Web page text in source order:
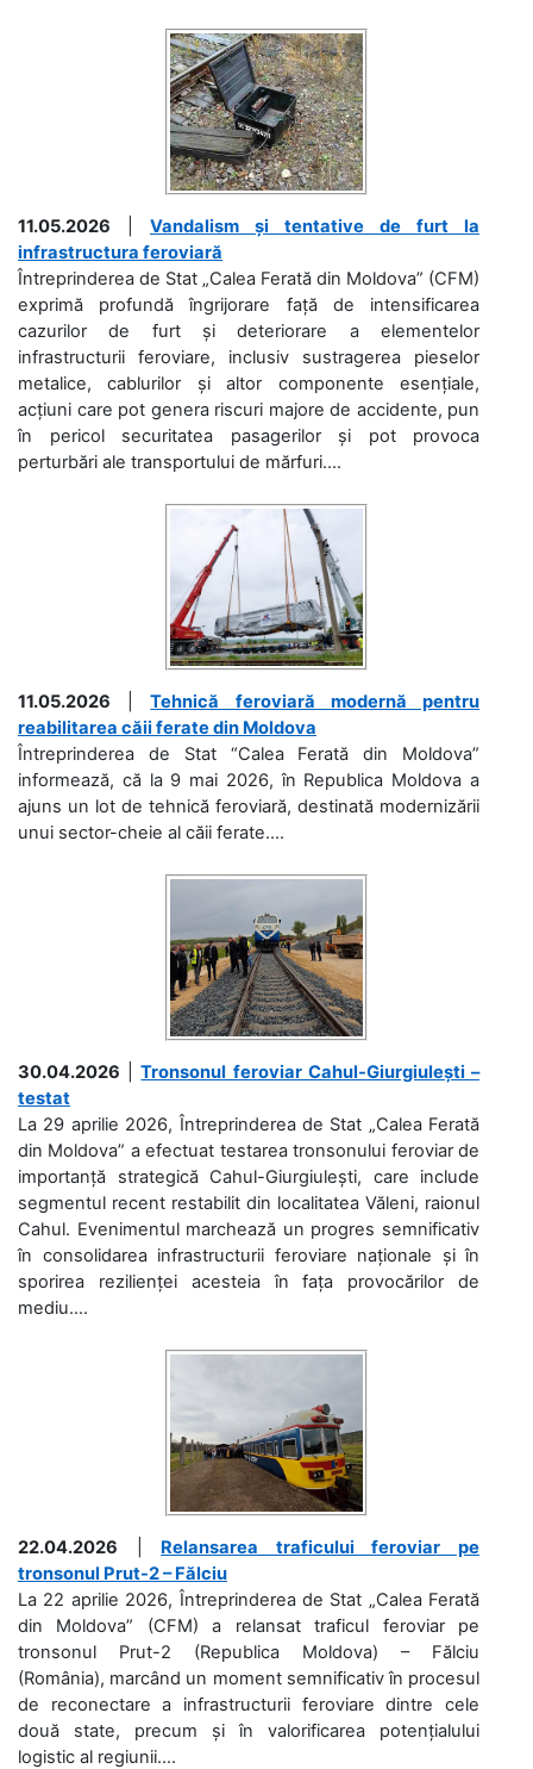
11.05.2026
Vandalism și tentative de furt la
infrastructura feroviară
Întreprinderea de Stat „Calea Ferată din Moldova” (CFM)
exprimă profundă îngrijorare față de intensificarea
cazurilor de furt și deteriorare a elementelor
infrastructurii feroviare, inclusiv sustragerea pieselor
metalice, cablurilor și altor componente esențiale,
acțiuni care pot genera riscuri majore de accidente, pun
în pericol securitatea pasagerilor și pot provoca
perturbări ale transportului de mărfuri....
11.05.2026 |Tehnică feroviară modernă pentru
reabilitarea căii ferate din Moldova
Întreprinderea de Stat “Calea Ferată din Moldova”
informează, că la 9 mai 2026, în Republica Moldova a
ajuns un lot de tehnică feroviară, destinată modernizării
unui sector-cheie al căii ferate....
30.04.2026 |Tronsonul feroviar Cahul-Giurgiulești –
testat
La 29 aprilie 2026, Întreprinderea de Stat „Calea Ferată
din Moldova” a efectuat testarea tronsonului feroviar de
importanță strategică Cahul-Giurgiulești, care include
segmentul recent restabilit din localitatea Văleni, raionul
Cahul. Evenimentul marchează un progres semnificativ
în consolidarea infrastructurii feroviare naționale și în
sporirea rezilienței acesteia în fața provocărilor de
mediu....
22.04.2026
Relansarea traficului feroviar pe
tronsonul Prut-2 – Fălciu
La 22 aprilie 2026, Întreprinderea de Stat „Calea Ferată
din Moldova” (CFM) a relansat traficul feroviar pe
tronsonul Prut-2 (Republica Moldova) – Fălciu
(România), marcând un moment semnificativ în procesul
de reconectare a infrastructurii feroviare dintre cele
două state, precum și în valorificarea potențialului
logistic al regiunii....